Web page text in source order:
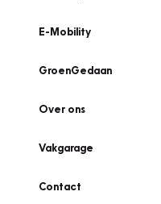
E-Mobility
GroenGedaan
Over ons
Vakgarage
Contact